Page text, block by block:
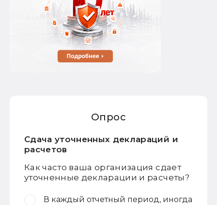
Опрос
Сдача уточненных деклараций и
расчетов
Как часто ваша организация сдает
уточненные декларации и расчеты?
В каждый отчетный период, иногда